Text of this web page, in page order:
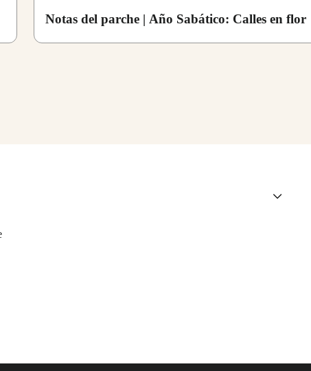
Notas del parche | Año Sabático: Calles en flor